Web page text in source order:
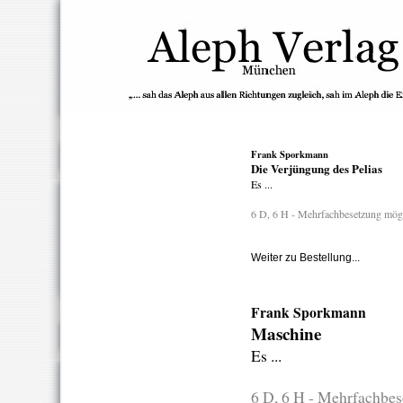
Frank Sporkmann
Die Verjüngung des Pelias
Es ...
6 D, 6 H - Mehrfachbesetzung
Weiter zu Bestellung...
Frank Sporkmann
Maschine
Es ...
6 D, 6 H -